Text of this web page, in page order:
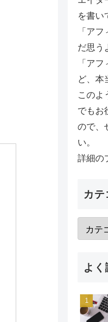
を書い
「ア
だ思う
「ア
ど、本
このよ
でもお
ので、
い。
詳細の
カテ
よく